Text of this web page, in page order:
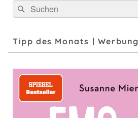
Suchen
nach:
Suchen
Tipp des Monats | Werbung